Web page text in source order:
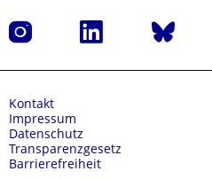
Instagram LinkedIn Bluesky
Kontakt
Impressum
Datenschutz
Transparenzgesetz
Barrierefreiheit